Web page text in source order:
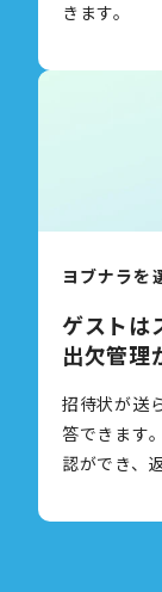
きます。
ヨブナラを
ゲストは
出欠管理
招待状が送
答できます
認ができ、